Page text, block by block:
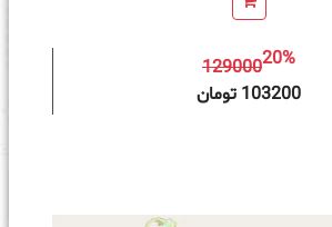
12900020%
103200 تومان